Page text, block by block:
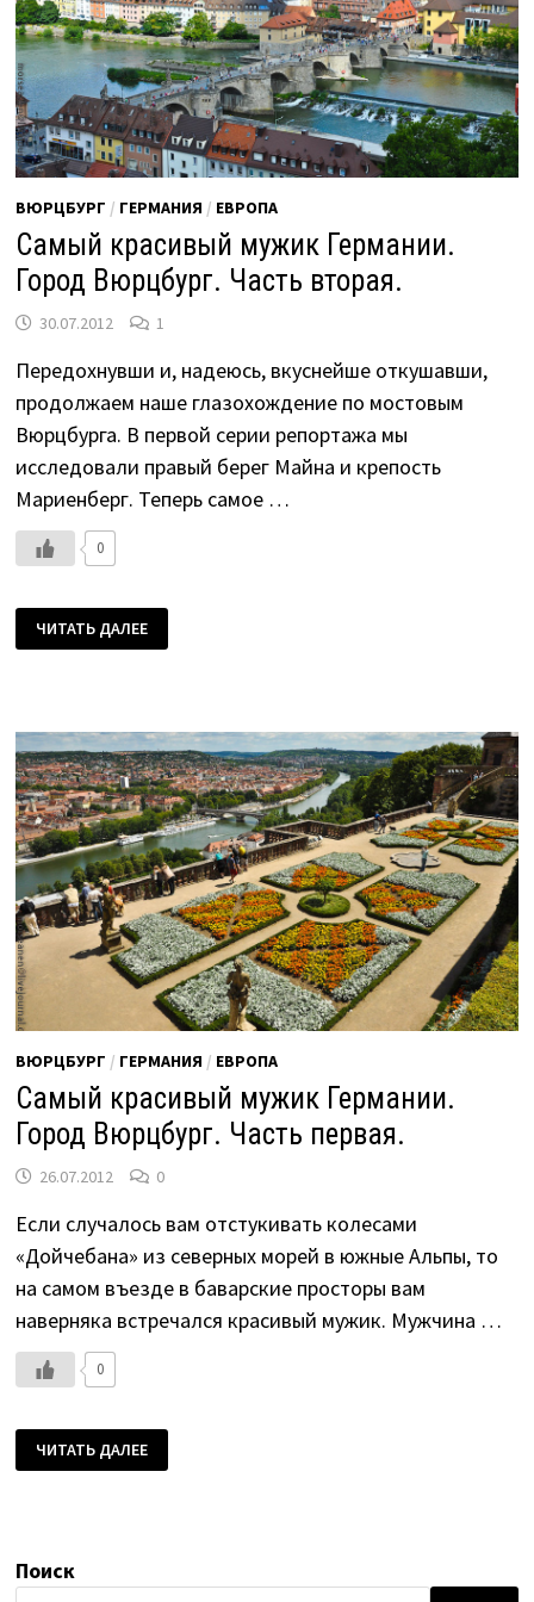
ВЮРЦБУРГ / ГЕРМАНИЯ / ЕВРОПА
Самый красивый мужик Германии.
Город Вюрцбург. Часть вторая.
30.07.2012 1
Передохнувши и, надеюсь, вкуснейше откушавши,
продолжаем наше глазохождение по мостовым
Вюрцбурга. В первой серии репортажа мы
исследовали правый берег Майна и крепость
Мариенберг. Теперь самое …
0
КРАСИВЫЙ
МУЖИК
ВТОРАЯ.
ЧИТАТЬ ДАЛЕЕ
ВЮРЦБУРГ / ГЕРМАНИЯ / ЕВРОПА
Самый красивый мужик Германии.
Город Вюрцбург. Часть первая.
26.07.2012 0
Если случалось вам отстукивать колесами
«Дойчебана» из северных морей в южные Альпы, то
на самом въезде в баварские просторы вам
наверняка встречался красивый мужик. Мужчина …
0
КРАСИВЫЙ
МУЖИК
ЧИТАТЬ ДАЛЕЕ
Поиск